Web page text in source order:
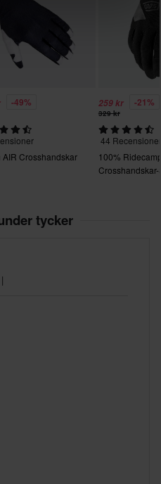
134 x 228 x 30 mm
95 x 215 x 30 mm
-49%
AIR Crosshandskar
259 kr -21%
329 kr
44 Recensioner
100%
Crosshandskar-
tycker